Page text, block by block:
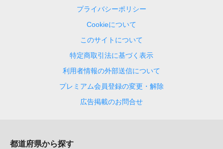
プライバシーポリシー
Cookieについて
このサイトについて
特定商取引法に基づく表示
利用者情報の外部送信について
プレミアム会員登録の変更・解除
広告掲載のお問合せ
都道府県から探す